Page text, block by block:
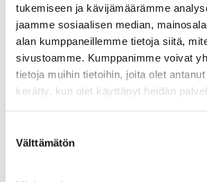
tukemiseen ja kävijämäärämme
jaamme sosiaalisen median,
alan kumppaneillemme tietoja siitä,
sivustoamme. Kumppanimme voivat
tietoja muihin tietoihin, joita olet
kerätty, kun olet käyttänyt heidän
valinta
Välttämätön
Venetuolit ja -
Pöydät ja
Tuolit
Kansiluukut, ikkunat
Verhot